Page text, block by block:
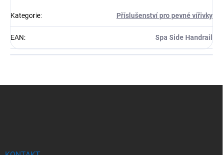
Kategorie: Příslušenství pro pevné vířivky
EAN: Spa Side Handrail